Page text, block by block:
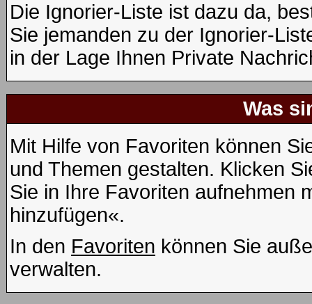
Die Ignorier-Liste ist dazu da,
Sie jemanden zu der Ignorier-
in der Lage Ihnen Private
Was
Mit Hilfe von Favoriten können
und Themen gestalten. Klicken
Sie in Ihre Favoriten aufnehmen
hinzufügen«.
In den Favoriten können Sie
verwalten.